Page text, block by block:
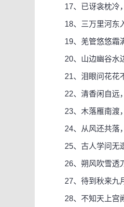
17、已讶衾枕冷
18、三万里河东入
19、羌管悠悠霜满
20、山边幽谷水边
21、泪眼问花花不
22、清香闲自远，
23、木落雁南渡，
24、从风还共落，
25、古人学问无遗
26、朔风吹雪透刀
27、待到秋来九月
28、不知天上宫阙